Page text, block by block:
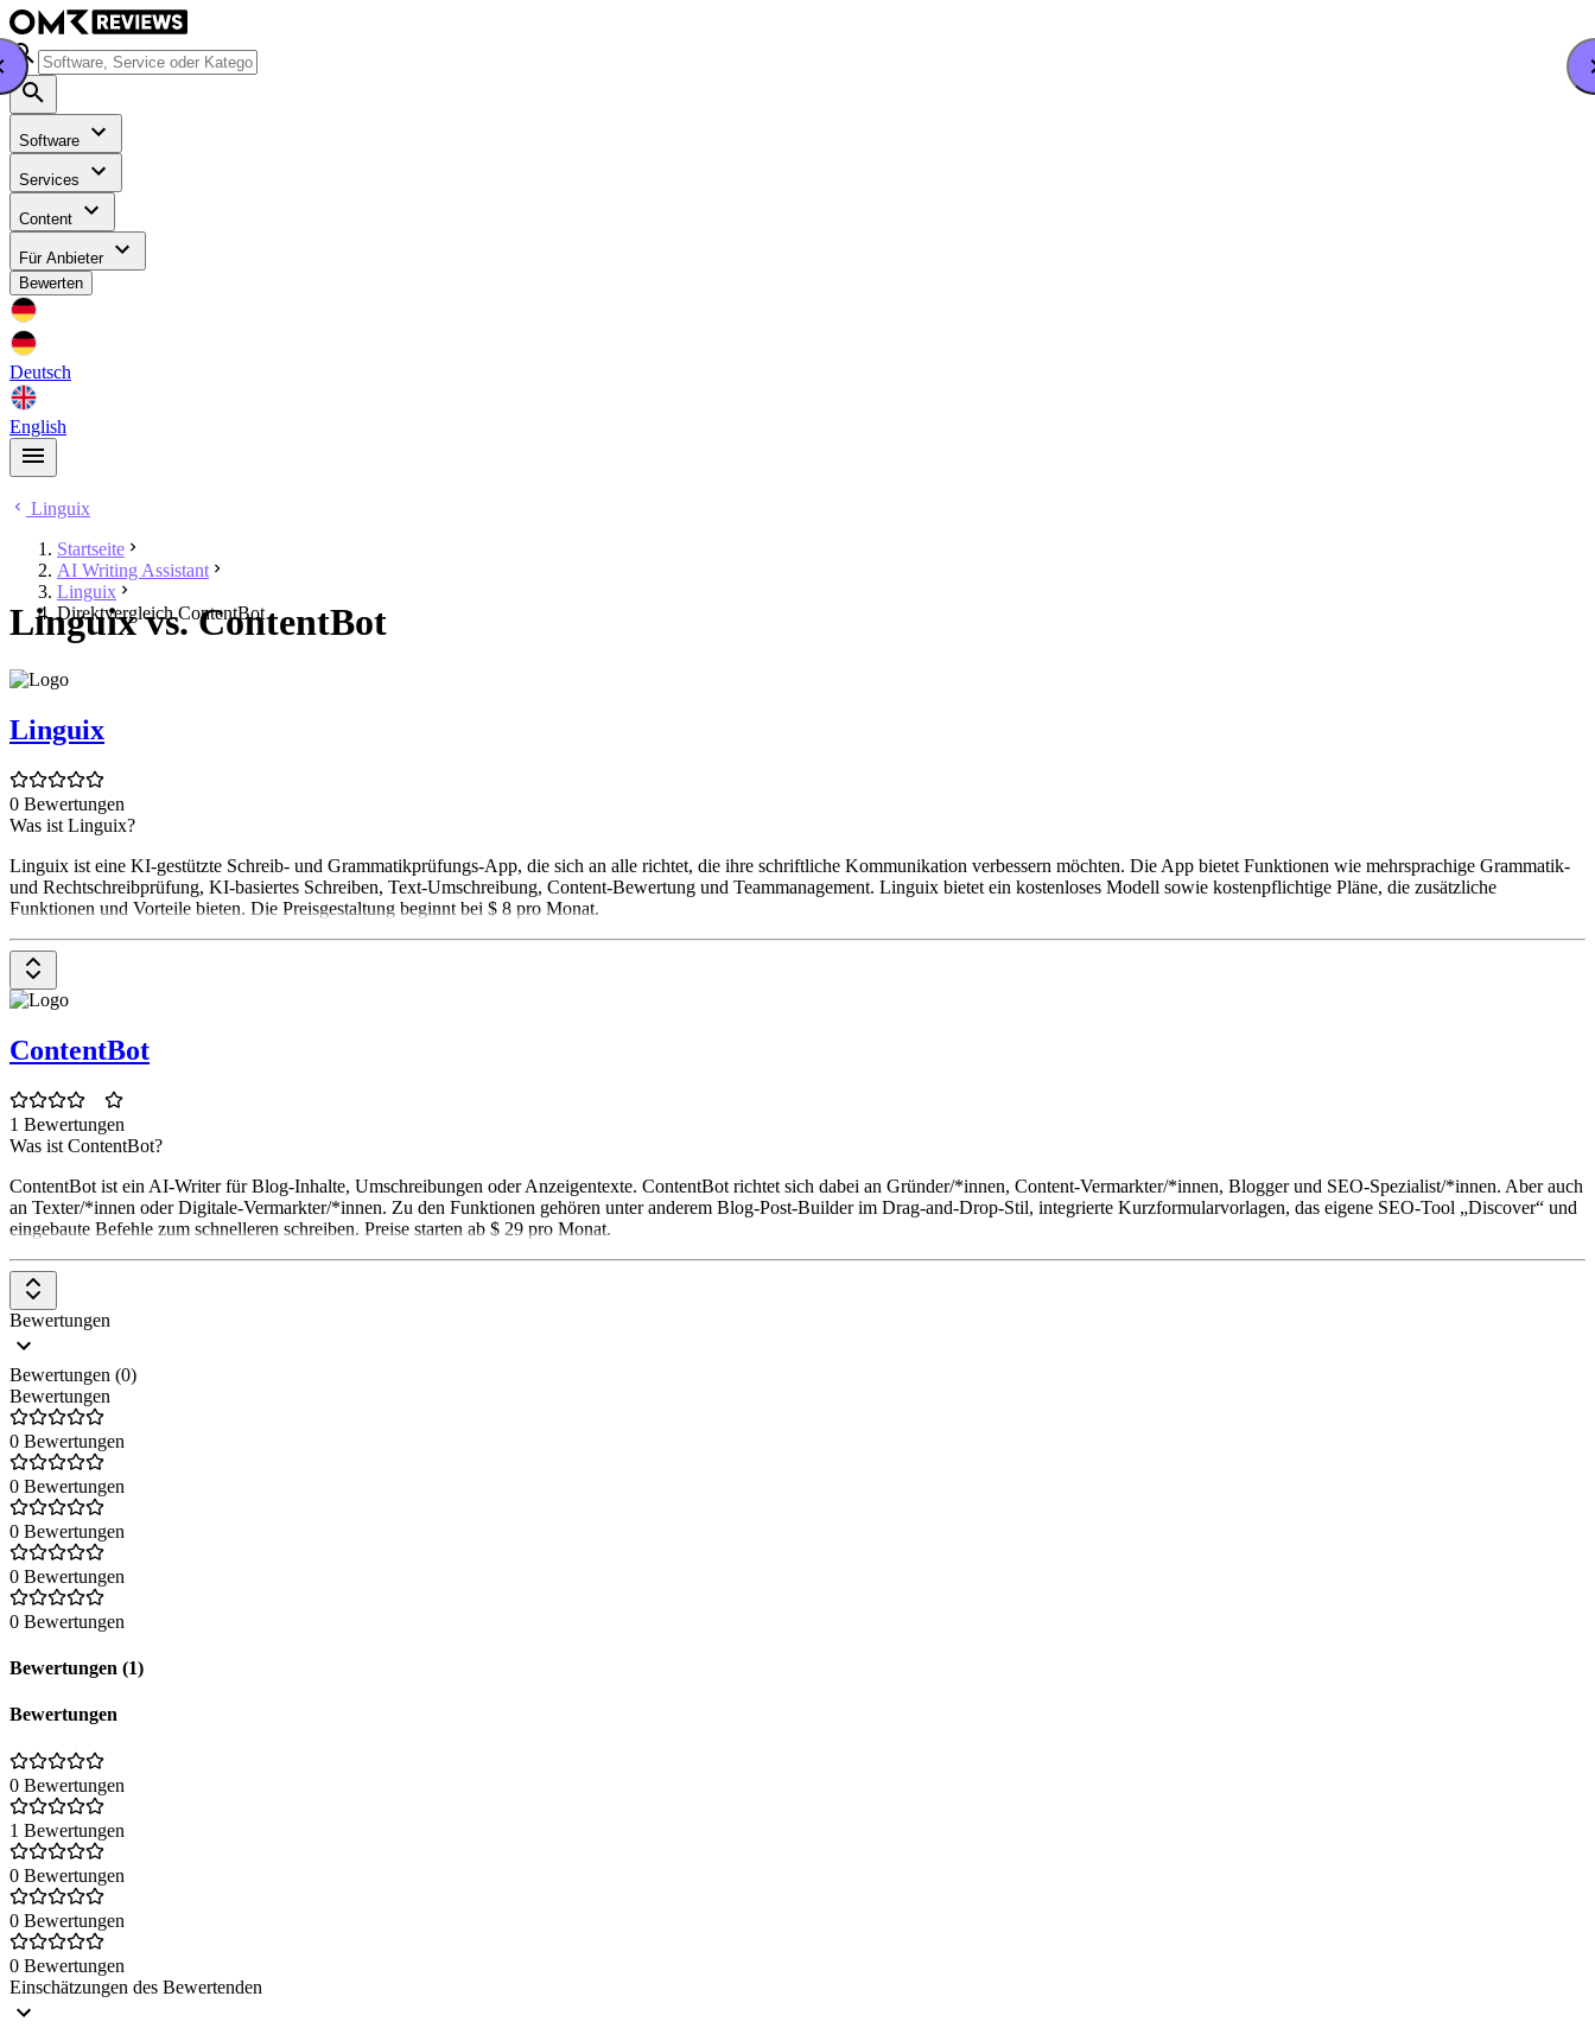
Software
Services
Content
Für Anbieter
Bewerten
Deutsch
English
Linguix
Startseite
AI Writing Assistant
Linguix
Direktvergleich ContentBot
Linguix vs. ContentBot
Linguix
0 Bewertungen
Was ist Linguix?
Linguix ist eine KI-gestützte Schreib- und Grammatikprüfungs-App, die sich an alle richtet, die ihre schriftliche Kommunikation verbessern möchten. Die App bietet Funktionen wie mehrsprachige Grammatik-
und Rechtschreibprüfung, KI-basiertes Schreiben, Text-Umschreibung, Content-Bewertung und Teammanagement. Linguix bietet ein kostenloses Modell sowie kostenpflichtige Pläne, die zusätzliche
Funktionen und Vorteile bieten. Die Preisgestaltung beginnt bei $ 8 pro Monat.
ContentBot
1 Bewertungen
Was ist ContentBot?
ContentBot ist ein AI-Writer für Blog-Inhalte, Umschreibungen oder Anzeigentexte. ContentBot richtet sich dabei an Gründer/*innen, Content-Vermarkter/*innen, Blogger und SEO-Spezialist/*innen. Aber auch
an Texter/*innen oder Digitale-Vermarkter/*innen. Zu den Funktionen gehören unter anderem Blog-Post-Builder im Drag-and-Drop-Stil, integrierte Kurzformularvorlagen, das eigene SEO-Tool „Discover“ und
eingebaute Befehle zum schnelleren schreiben. Preise starten ab $ 29 pro Monat.
Bewertungen
Bewertungen (0)
Bewertungen
0 Bewertungen
0 Bewertungen
0 Bewertungen
0 Bewertungen
0 Bewertungen
Bewertungen (1)
Bewertungen
0 Bewertungen
1 Bewertungen
0 Bewertungen
0 Bewertungen
0 Bewertungen
Einschätzungen des Bewertenden